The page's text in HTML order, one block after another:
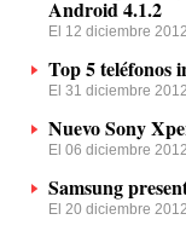
Android 4.1.2
El 12 diciembre
Top 5 teléfonos
El 31 diciembre
Nuevo Sony
El 06 diciembre
Samsung
El 20 diciembre